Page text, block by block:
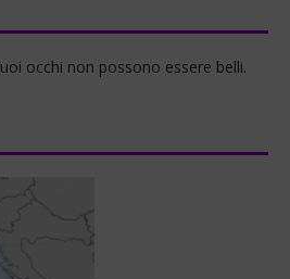
occhi non possono essere belli.